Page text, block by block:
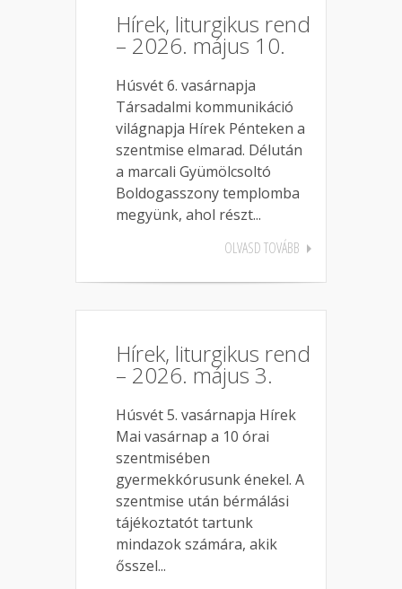
Hírek, liturgikus rend
– 2026. május 10.
Húsvét 6. vasárnapja
Társadalmi kommunikáció
világnapja Hírek Pénteken a
szentmise elmarad. Délután
a marcali Gyümölcsoltó
Boldogasszony templomba
megyünk, ahol részt...
OLVASD TOVÁBB
Hírek, liturgikus rend
– 2026. május 3.
Húsvét 5. vasárnapja Hírek
Mai vasárnap a 10 órai
szentmisében
gyermekkórusunk énekel. A
szentmise után bérmálási
tájékoztatót tartunk
mindazok számára, akik
ősszel...